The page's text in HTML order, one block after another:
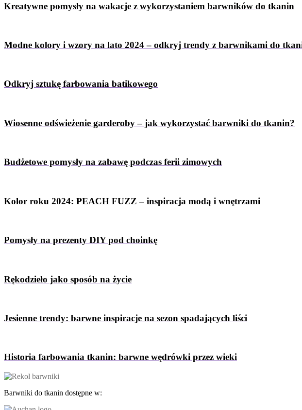
Kreatywne pomysły na wakacje z wykorzystaniem barwników do tkanin
Modne kolory i wzory na lato 2024 – odkryj trendy z barwnikami do
Odkryj sztukę farbowania batikowego
Wiosenne odświeżenie garderoby – jak wykorzystać barwniki do tkanin?
Budżetowe pomysły na zabawę podczas ferii zimowych
Kolor roku 2024: PEACH FUZZ – inspiracja modą i wnętrzami
Pomysły na prezenty DIY pod choinkę
Rękodzieło jako sposób na życie
Jesienne trendy: barwne inspiracje na sezon spadających liści
Historia farbowania tkanin: barwne wędrówki przez wieki
Barwniki do tkanin dostępne w: